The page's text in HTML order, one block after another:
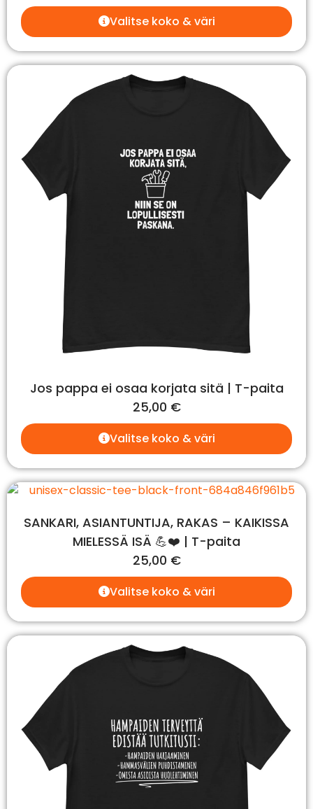
Valitse koko & väri
Jos pappa ei osaa korjata sitä | T-paita
25,00 €
Valitse koko & väri
SANKARI, ASIANTUNTIJA, RAKAS – KAIKISSA
MIELESSÄ ISÄ 💪❤️ | T-paita
25,00 €
Valitse koko & väri